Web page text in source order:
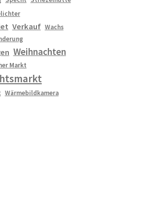
Verkauf Wachs
Weihnachten
Markt
Wärmebildkamera